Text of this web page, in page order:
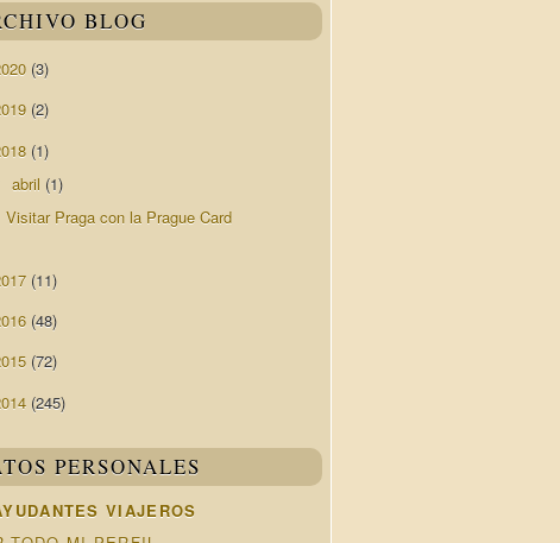
BLOG
(3)
(2)
(1)
abril (1)
Visitar Praga con la Prague Card
(11)
(48)
(72)
(245)
PERSONALES
VIAJEROS